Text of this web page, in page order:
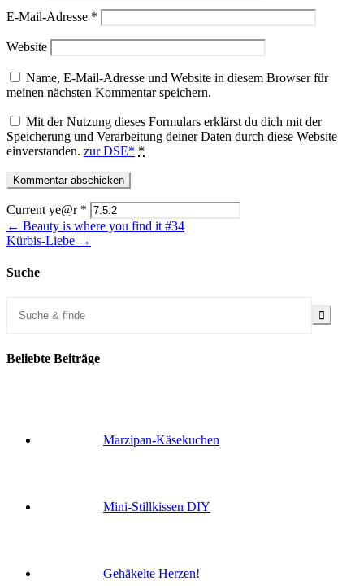
E-Mail-Adresse *
Website
Name, E-Mail-Adresse und Website in diesem Browser für
meinen nächsten Kommentar speichern.
Mit der Nutzung dieses Formulars erklärst du dich mit der
Speicherung und Verarbeitung deiner Daten durch diese Website
einverstanden. zur DSE* *
Current ye@r *
← Beauty is where you find it #34
Kürbis-Liebe →
Suche
Beliebte Beiträge
Marzipan-Käsekuchen
Mini-Stillkissen DIY
Gehäkelte Herzen!